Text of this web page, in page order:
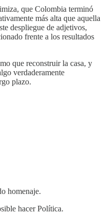
que Colombia terminó
más alta que aquella
despliegue de adjetivos,
frente a los resultados
que reconstruir la casa, y
verdaderamente
plazo.
homenaje.
hacer Política.